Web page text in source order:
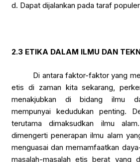
d. Dapat dijalankan pada taraf
2.3 ETIKA DALAM ILMU DAN
Di antara faktor-faktor yang
etis di zaman kita sekarang,
menakjubkan di bidang ilmu
mempunyai kedudukan penting.
terutama dimaksudkan ilmu
dimengerti penerapan ilmu alam
menguasai dan memamfaatkan
masalah-masalah etis berat yang